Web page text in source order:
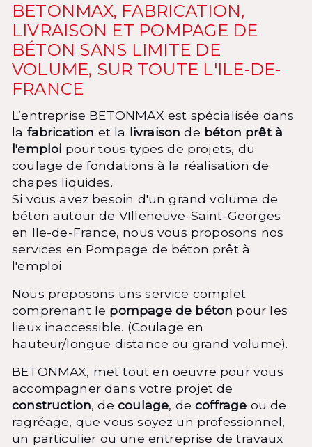
BETONMAX, FABRICATION,
LIVRAISON ET POMPAGE DE
BÉTON SANS LIMITE DE
VOLUME, SUR TOUTE L'ILE-DE-
FRANCE
L’entreprise BETONMAX est spécialisée dans
la fabrication et la livraisonde béton prêt à
l'emploi pour tous types de projets, du
coulage de fondations à la réalisation de
chapes liquides.
Si vous avez besoin d'un grand volume de
béton autour de VIlleneuve-Saint-Georges
en Ile-de-France, nous vous proposons nos
services en Pompage de béton prêt à
l'emploi
Nous proposons uns service complet
comprenant le pompage de béton pour les
lieux inaccessible. (Coulage en
hauteur/longue distance ou grand volume).
BETONMAX, met tout en oeuvre pour vous
accompagner dans votre projet de
construction, decoulage, decoffrage ou de
ragréage, que vous soyez un professionnel,
un particulier ou une entreprise de travaux